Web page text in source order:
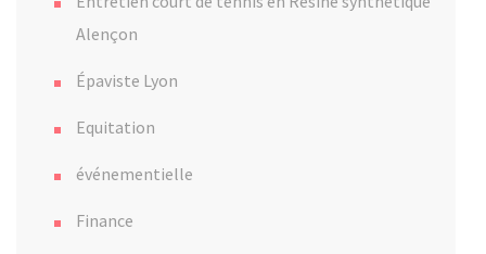
Alençon
Épaviste Lyon
Equitation
événementielle
Finance